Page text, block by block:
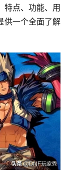
特点、功能、用
供一个全面了解